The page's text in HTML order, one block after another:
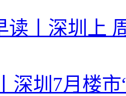
读丨深圳上
深圳7月楼